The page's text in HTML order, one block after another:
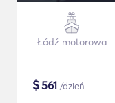
Łódź motorowa
$561 /dzień